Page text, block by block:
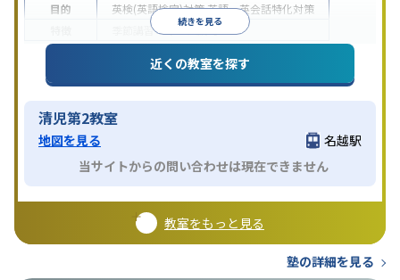
続きを見る
目的
英検(英語検定)対策英語・英会話特化対策
季節講習のみの受講可
近くの教室を探す
清児第2教室
地図を見る
名越駅
当サイトからの問い合わせは現在できません
教室をもっと見る
塾の詳細を見る